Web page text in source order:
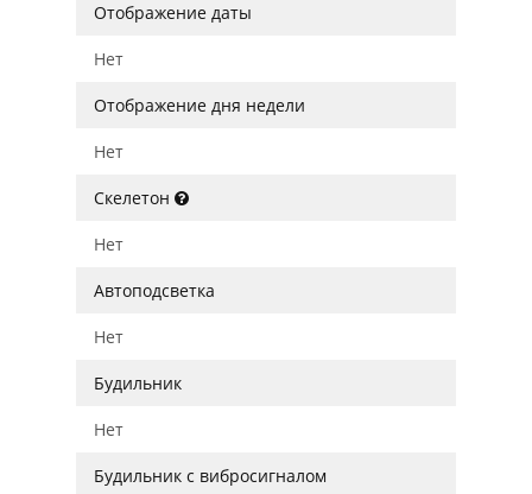
Отображение даты
Нет
Отображение дня недели
Нет
Скелетон
Нет
Автоподсветка
Нет
Будильник
Нет
Будильник с вибросигналом